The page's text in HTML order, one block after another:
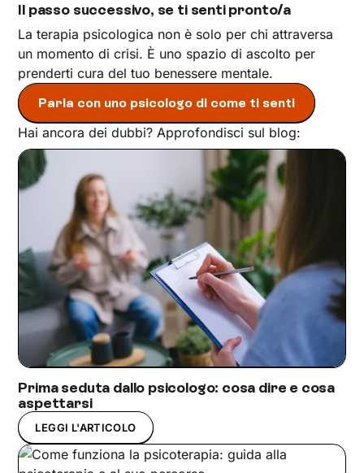
Il passo successivo, se ti senti pronto/a
La terapia psicologica non è solo per chi attraversa
un momento di crisi. È uno spazio di ascolto per
prenderti cura del tuo benessere mentale.
Parla con uno psicologo di come ti senti
Hai ancora dei dubbi? Approfondisci sul blog:
Prima seduta dallo psicologo: cosa dire e cosa
aspettarsi
LEGGI L'ARTICOLO